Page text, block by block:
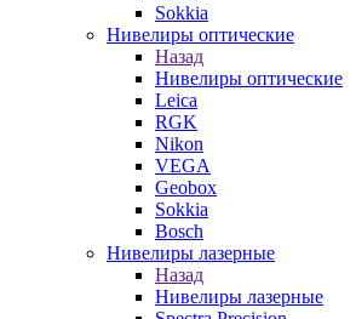
Sokkia
Нивелиры оптические
Назад
Нивелиры оптические
Leica
RGK
Nikon
VEGA
Geobox
Sokkia
Bosch
Нивелиры лазерные
Назад
Нивелиры лазерные